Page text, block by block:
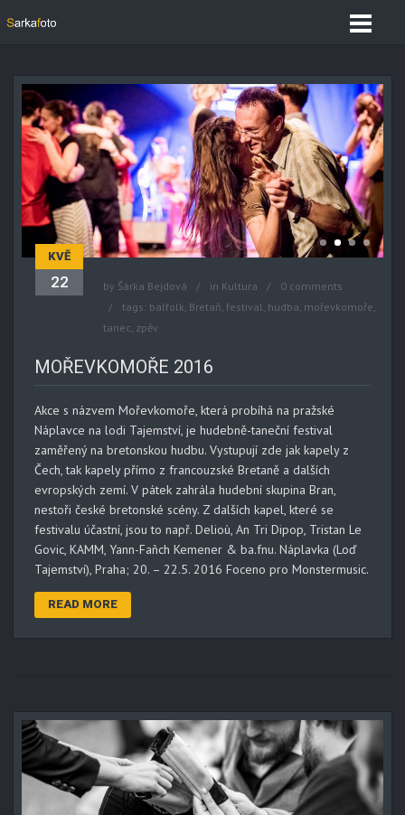
KVĚ
22 by Šárka Bejdová in Kultura
0 comments
tags: balfolk, Bretaň, festival, hudba, mořevkomoře,
tanec, zpěv
MOŘEVKOMOŘE 2016
Akce s názvem Mořevkomoře, která probíhá na pražské
Náplavce na lodi Tajemství, je hudebně-taneční festival
zaměřený na bretonskou hudbu. Vystupují zde jak kapely z
Čech, tak kapely přímo z francouzské Bretaně a dalších
evropských zemí. V pátek zahrála hudební skupina Bran,
nestoři české bretonské scény. Z dalších kapel, které se
festivalu účastní, jsou to např. Delioù, An Tri Dipop, Tristan Le
Govic, KAMM, Yann-Fañch Kemener & ba.fnu. Náplavka (Loď
Tajemství), Praha; 20. – 22.5. 2016 Foceno pro Monstermusic.
READ MORE